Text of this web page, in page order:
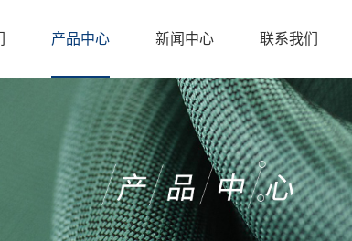
产品中心 新闻中心 联系我们